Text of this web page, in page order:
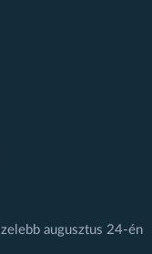
augusztus 24-én